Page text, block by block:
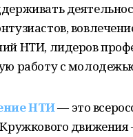
НТИ, лидеров
работу с
НТИ— это
Кружкового